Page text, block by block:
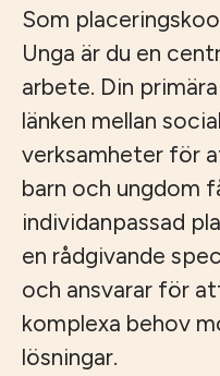
Som
Unga är du en
arbete. Din
länken mellan
verksamheter för
barn och ungdom
individanpassad
en rådgivande
och ansvarar för
komplexa behov
lösningar.